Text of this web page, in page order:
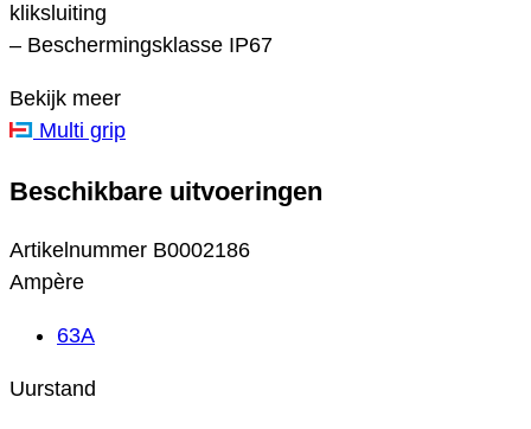
kliksluiting
– Beschermingsklasse IP67
Bekijk meer
Multi grip
Beschikbare uitvoeringen
Artikelnummer B0002186
Ampère
63A
Uurstand